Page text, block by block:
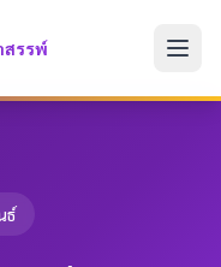
สรรพ์
ธ์